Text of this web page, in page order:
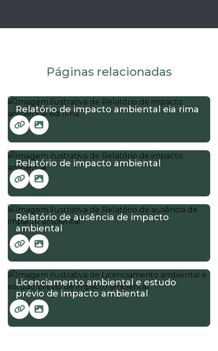
Páginas relacionadas
Relatório de impacto ambiental eia rima
Relatório de impacto ambiental
Relatório de ausência de impacto
ambiental
Licenciamento ambiental e estudo
prévio de impacto ambiental